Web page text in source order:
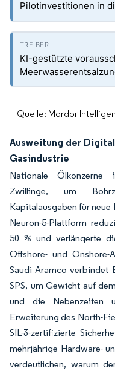
Pilotinvestitionen in
KI-gestützte
Quelle: Mordor
Ausweitung der
Gasindustrie
Nationale Ölkonzerne
Zwillinge, um
Kapitalausgaben für
Neuron-5-Plattform
50 % und verlängerte
Offshore- und Onshore-
Saudi Aramco verbindet
SPS, um Gewicht auf
und die Nebenzeiten
Erweiterung des North-
SIL-3-zertifizierte
mehrjährige Hardware-
verdeutlichen, warum